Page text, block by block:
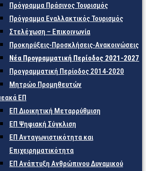
Πρόγραμμα Πράσινος Τουρισμός
Πρόγραμμα Εναλλακτικός Τουρισμός
Στελέχωση – Επικοινωνία
Προκηρύξεις-Προσκλήσεις-Ανακοινώσεις
Νέα Προγραμματική Περίοδος 2021-2027
Προγραμματική Περίοδος 2014-2020
Μητρώο Προμηθευτών
ΕΠ
ΕΠ Διοικητική Μεταρρύθμιση
ΕΠ Ψηφιακή Σύγκλιση
ΕΠ Ανταγωνιστικότητα και
Επιχειρηματικότητα
ΕΠ Ανάπτυξη Ανθρώπινου Δυναμικού